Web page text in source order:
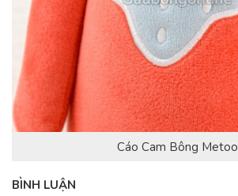
Cáo Cam Bông Metoo
BÌNH LUẬN